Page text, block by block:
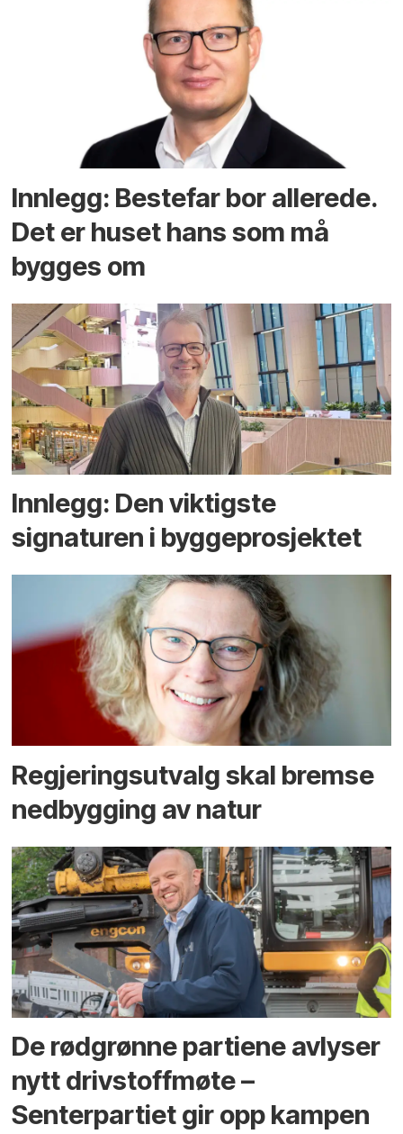
Innlegg: Bestefar bor allerede.
Det er huset hans som må
bygges om
Innlegg: Den viktigste
signaturen i bygge­­prosjektet
Regjerings­utvalg skal bremse
ned­bygging av natur
De rødgrønne partiene avlyser
nytt drivstoffmøte –
Senterpartiet gir opp kampen